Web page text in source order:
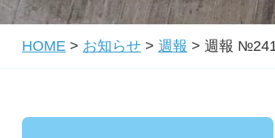
HOME > お知らせ > 週報 > 週報